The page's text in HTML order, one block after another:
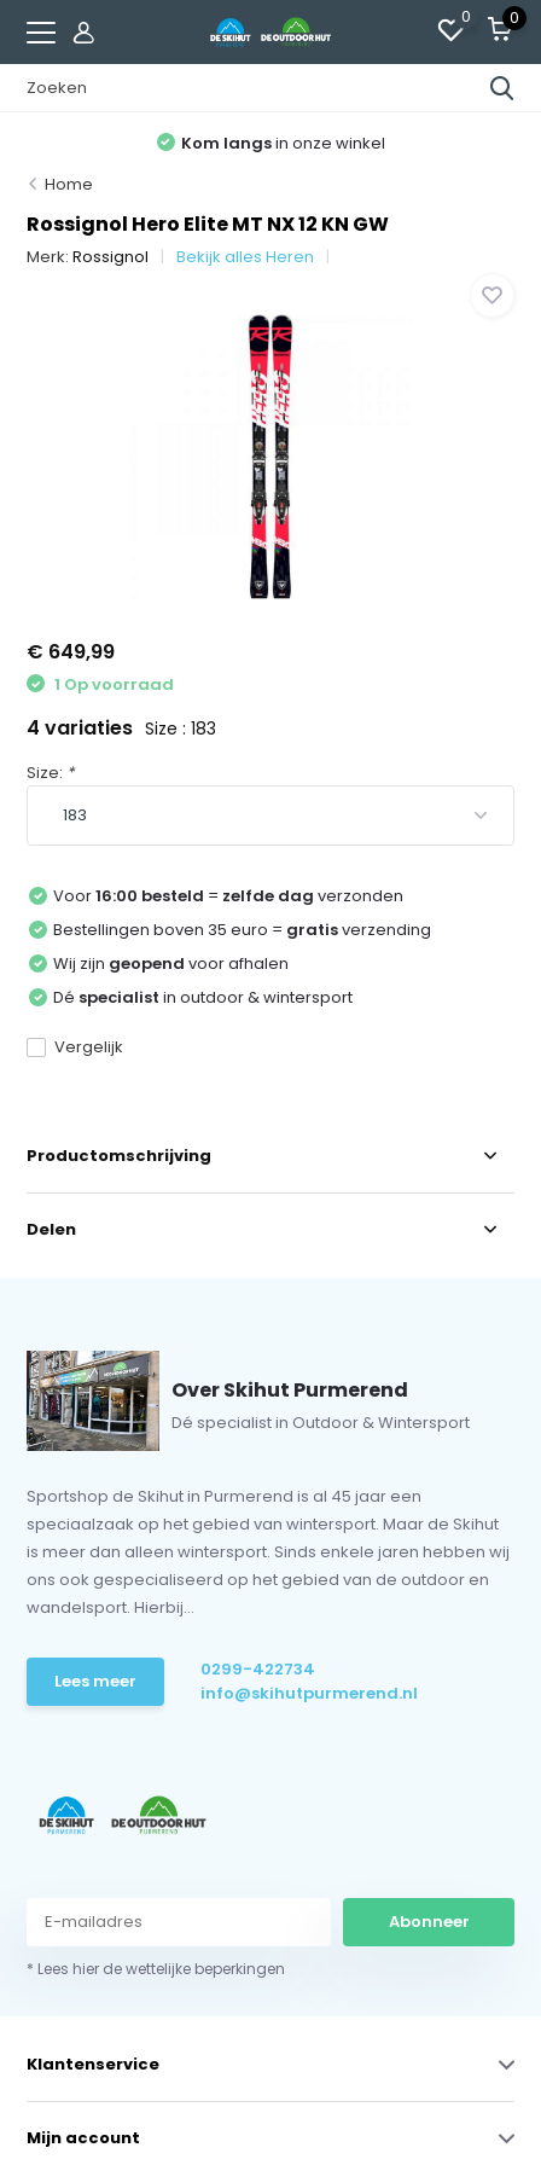
0 0
Kom langsin onze winkel
Home
Rossignol Hero Elite MT NX 12 KN GW
Merk:Rossignol Bekijk alles Heren
€ 649,99
1 Op voorraad
4 variaties Size : 183
Size: *
Voor16:00 besteld = zelfde dag verzonden
Bestellingen boven 35 euro = gratisverzending
Wij zijn geopend voor afhalen
Dé specialist in outdoor & wintersport
Vergelijk
Productomschrijving
Delen
Over Skihut Purmerend
Dé specialist in Outdoor & Wintersport
Sportshop de Skihut in Purmerend is al 45 jaar een
speciaalzaak op het gebied van wintersport. Maar de Skihut
is meer dan alleen wintersport. Sinds enkele jaren hebben wij
ons ook gespecialiseerd op het gebied van de outdoor en
wandelsport. Hierbij...
Lees meer
0299-422734
info@skihutpurmerend.nl
Abonneer
* Lees hier de wettelijke beperkingen
Klantenservice
Mijn account